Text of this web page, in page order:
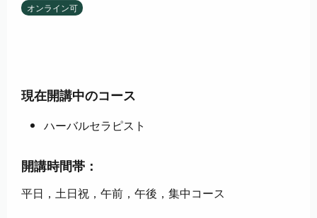
オンライン可
現在開講中のコース
ハーバルセラピスト
開講時間帯：
平日，土日祝，午前，午後，集中コース